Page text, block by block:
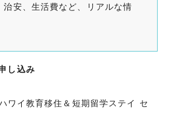
治安、生活費など、リアルな情
し込み
ワイ教育移住＆短期留学ステイ セ